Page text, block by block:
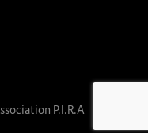
P.I.R.A